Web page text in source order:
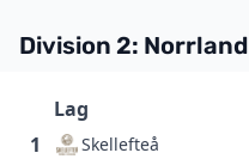
Division 2: Norrland
Lag
1
Skellefteå